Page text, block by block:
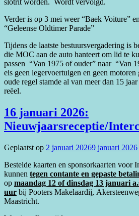
slotrit worden. Wordt vervolgd.
Verder is op 3 mei weer “Baek Voiture”
“Geleense Oldtimer Parade”
Tijdens de laatste bestuursvergadering is
die MOC aan de auto hanteert om lid te
passen “Van 1975 of ouder” naar “Van
eis geen legervoertuigen en geen
oude regel stamde al van meer dan 15
reëel.
16 januari 2026:
Nieuwjaarsreceptie/
Geplaatst op 2 januari 20269 januari 2026
Bestelde kaarten en sponsorkaarten voor
kunnen tegen contante en gepaste
op maandag 12 of dinsdag 13 januari
uur bij Pooters Makelaardij,
Maastricht.